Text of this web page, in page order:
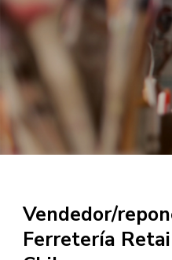
Vendedor/
Ferretería